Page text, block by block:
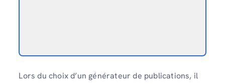
Lors du choix d’un générateur de publications, il